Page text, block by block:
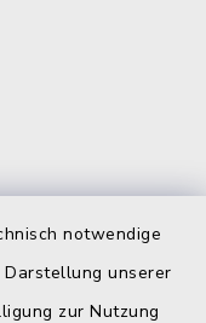
notwendige
Darstellung unserer
zur Nutzung